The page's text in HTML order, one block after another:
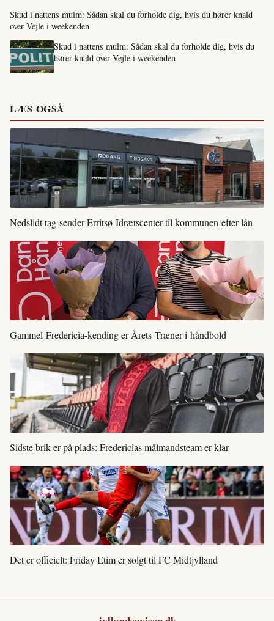
Skud i nattens mulm: Sådan skal du forholde dig, hvis du hører knald
over Vejle i weekenden
Skud i nattens mulm: Sådan skal du forholde dig, hvis du
hører knald over Vejle i weekenden
LÆS OGSÅ
Nedslidt tag sender Erritsø Idrætscenter til kommunen efter lån
Gammel Fredericia-kending er Årets Træner i håndbold
Sidste brik er på plads: Fredericias målmandsteam er klar
Det er officielt: Friday Etim er solgt til FC Midtjylland